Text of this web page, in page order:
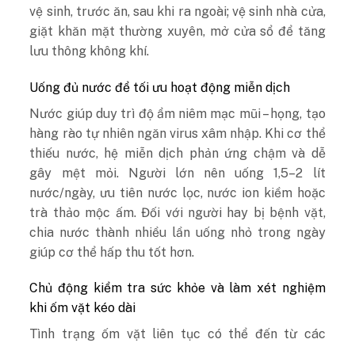
vệ sinh, trước ăn, sau khi ra ngoài; vệ sinh nhà cửa,
giặt khăn mặt thường xuyên, mở cửa sổ để tăng
lưu thông không khí.
Uống đủ nước để tối ưu hoạt động miễn dịch
Nước giúp duy trì độ ẩm niêm mạc mũi – họng, tạo
hàng rào tự nhiên ngăn virus xâm nhập. Khi cơ thể
thiếu nước, hệ miễn dịch phản ứng chậm và dễ
gây mệt mỏi. Người lớn nên uống 1,5–2 lít
nước/ngày, ưu tiên nước lọc, nước ion kiềm hoặc
trà thảo mộc ấm. Đối với người hay bị bệnh vặt,
chia nước thành nhiều lần uống nhỏ trong ngày
giúp cơ thể hấp thu tốt hơn.
Chủ động kiểm tra sức khỏe và làm xét nghiệm
khi ốm vặt kéo dài
Tình trạng ốm vặt liên tục có thể đến từ các